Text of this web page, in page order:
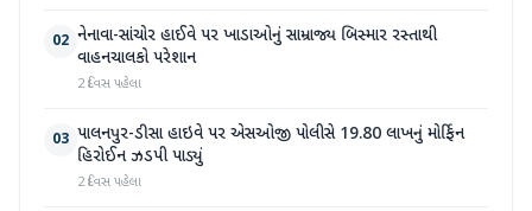
02 નેનાવા-સાંચોર હાઈવે પર ખાડાઓનું સામ્રાજ્ય બિસ્માર રસ્તાથી
વાહનચાલકો પરેશાન
2 દિવસ પહેલા
03 પાલનપુર-ડીસા હાઇવે પર એસઓજી પોલીસે 19.80 લાખનું મોર્ફિન
હિરોઈન ઝડપી પાડ્યું
2 દિવસ પહેલા